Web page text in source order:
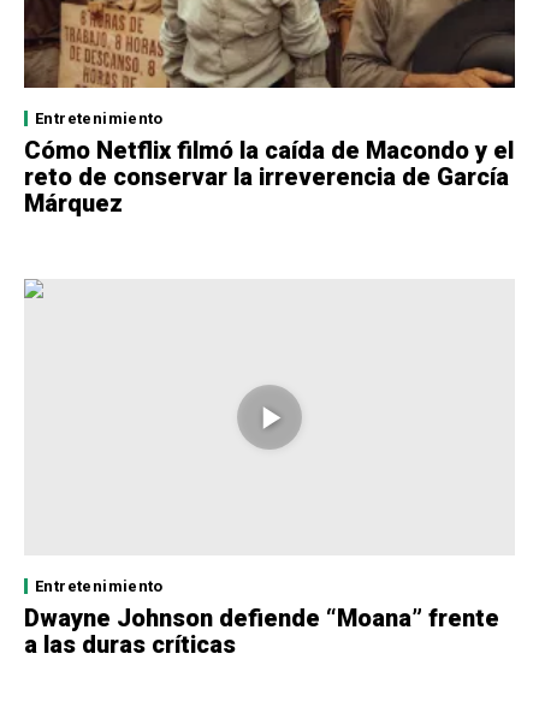
Entretenimiento
Cómo Netflix filmó la caída de Macondo y el
reto de conservar la irreverencia de García
Márquez
Entretenimiento
Dwayne Johnson defiende “Moana” frente
a las duras críticas